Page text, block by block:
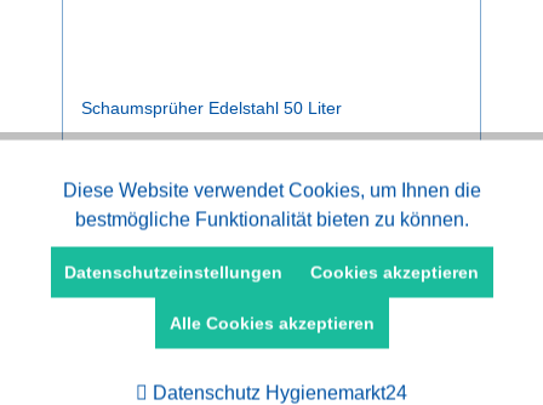
Schaumsprüher Edelstahl 50 Liter
Preise nach Anmeldung.
Funktionale Aktiv
Marketing Aktiv
Aktiv
Diese Website verwendet Cookies, um Ihnen die
bestmögliche Funktionalität bieten zu können.
Datenschutzeinstellungen Cookies akzeptieren
Alle Cookies akzeptieren
Datenschutz Hygienemarkt24